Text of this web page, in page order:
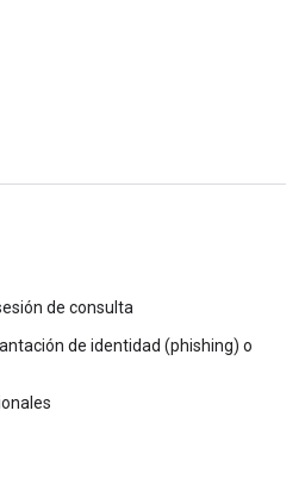
de consulta
de identidad (phishing) o